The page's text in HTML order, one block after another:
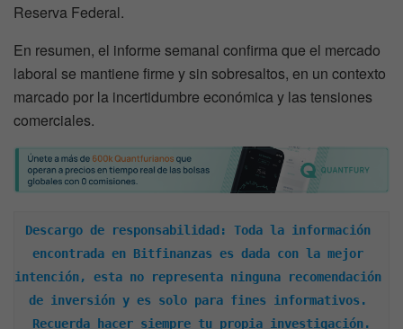
Reserva Federal.
En resumen, el informe semanal confirma que el mercado
laboral se mantiene firme y sin sobresaltos, en un contexto
marcado por la incertidumbre económica y las tensiones
comerciales.
Descargo de responsabilidad: Toda la información
encontrada en Bitfinanzas es dada con la mejor
intención, esta no representa ninguna recomendación
de inversión y es solo para fines informativos.
Recuerda hacer siempre tu propia investigación.